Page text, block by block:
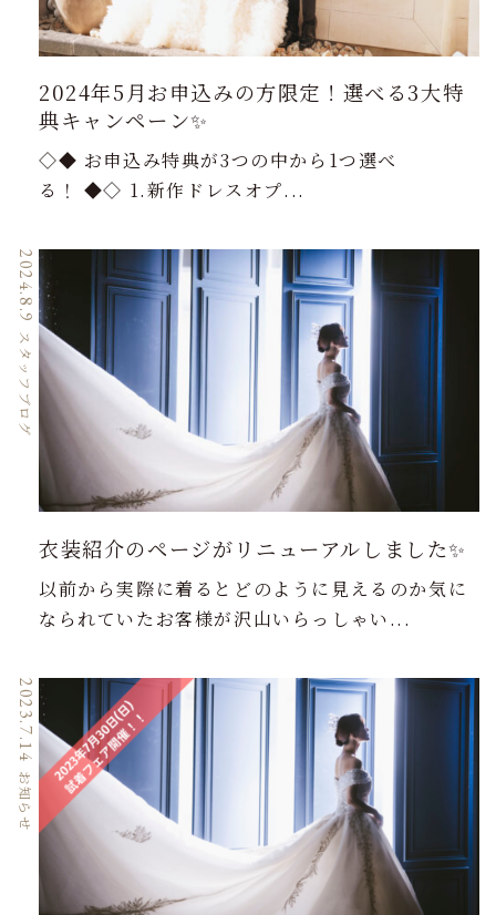
2024年5月お申込みの方限定！選べる3大特
典キャンペーン✨
◇◆ お申込み特典が3つの中から1つ選べ
る！ ◆◇ 1.新作ドレスオプ...
衣装紹介のページがリニューアルしました✨
2024.8.9
スタッフブログ
以前から実際に着るとどのように見えるのか気に
なられていたお客様が沢山いらっしゃい...
2023.7.14
お知らせ